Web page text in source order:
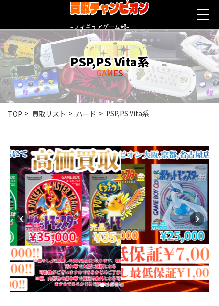
買取チャンピオン
–フィギュアゲーム部–
PSP,PS Vita系
GAMES
TOP 買取リスト ハード PSP,PS Vita系